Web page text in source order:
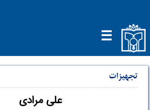
☰
تجهیزات
علی مرادی